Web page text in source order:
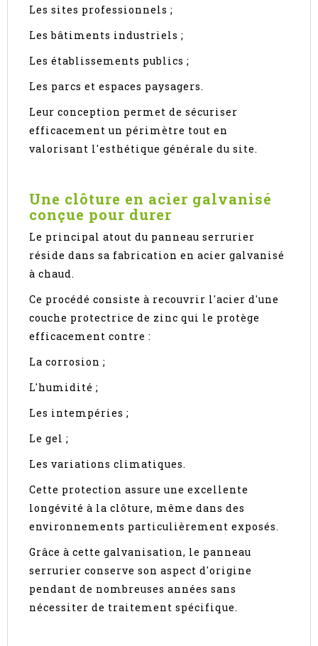
Les sites professionnels ;
Les bâtiments industriels ;
Les établissements publics ;
Les parcs et espaces paysagers.
Leur conception permet de sécuriser
efficacement un périmètre tout en
valorisant l'esthétique générale du site.
Une clôture en acier galvanisé
conçue pour durer
Le principal atout du panneau serrurier
réside dans sa fabrication en acier galvanisé
à chaud.
Ce procédé consiste à recouvrir l'acier d'une
couche protectrice de zinc qui le protège
efficacement contre :
La corrosion ;
L'humidité ;
Les intempéries ;
Le gel ;
Les variations climatiques.
Cette protection assure une excellente
longévité à la clôture, même dans des
environnements particulièrement exposés.
Grâce à cette galvanisation, le panneau
serrurier conserve son aspect d'origine
pendant de nombreuses années sans
nécessiter de traitement spécifique.